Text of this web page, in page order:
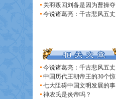
关羽叛回刘备是因为曹操夺
今说诸葛亮：千古悲风五丈
今说诸葛亮：千古悲风五丈
中国历代王朝帝王的30个惊
七大阻碍中国文明发展的事
神农氏是炎帝吗？